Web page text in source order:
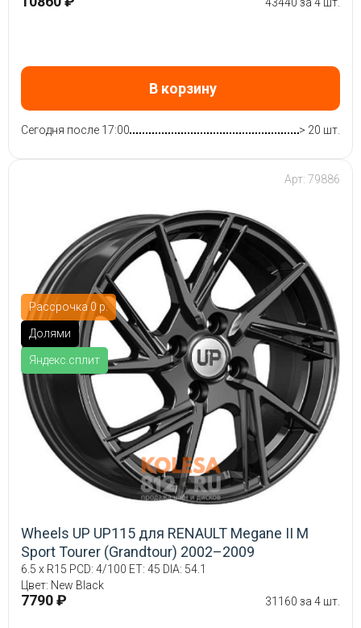
43440 за 4 шт.
В корзину
Сегодня после 17:00 > 20 шт.
Рассрочка 0 р.
Долями
Яндекс.сплит
Арт: 79886
Wheels UP UP115 для RENAULT Megane II М
Sport Tourer (Grandtour) 2002–2009
6.5 x R15 PCD: 4/100 ET: 45 DIA: 54.1
Цвет: New Black
7790 ₽ 31160 за 4 шт.